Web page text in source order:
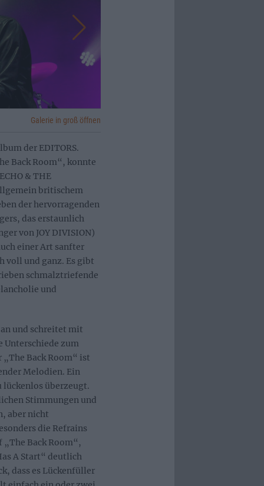
Galerie in groß öffnen
der EDITORS.
Back Room“, konnte
& THE
britischem
der hervorragenden
das erstaunlich
von JOY DIVISION)
einer Art sanfter
voll und ganz. Es gibt
schmalztriefende
und
und schreitet mit
Unterschiede zum
Back Room“ ist
Melodien. Ein
lückenlos überzeugt.
Stimmungen und
aber nicht
die Refrains
„The Back Room“,
A Start“ deutlich
dass es Lückenfüller